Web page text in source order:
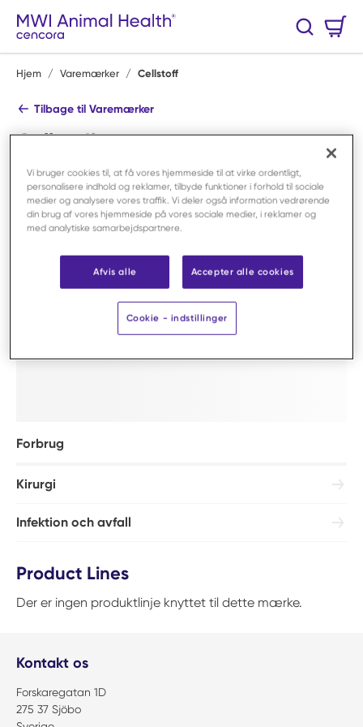
Spring til hovedindhold
Søg
Hjem / Varemærker / Cellstoff
Tilbage til Varemærker
Cellstoff
Shop By Category
Forbrug
Kirurgi
Infektion och avfall
Product Lines
Der er ingen produktlinje knyttet til dette mærke.
Kontakt os
Forskaregatan 1D
275 37 Sjöbo
Vi bruger cookies til, at få vores hjemmeside til at virke ordentligt,
personalisere indhold og reklamer, tilbyde funktioner i forhold til sociale
medier og analysere vores traffik. Vi deler også information vedrørende
din brug af vores hjemmeside på vores sociale medier, i reklamer og
med analytiske samarbejdspartnere.
Afvis alle Accepter alle cookies
Cookie - indstillinger